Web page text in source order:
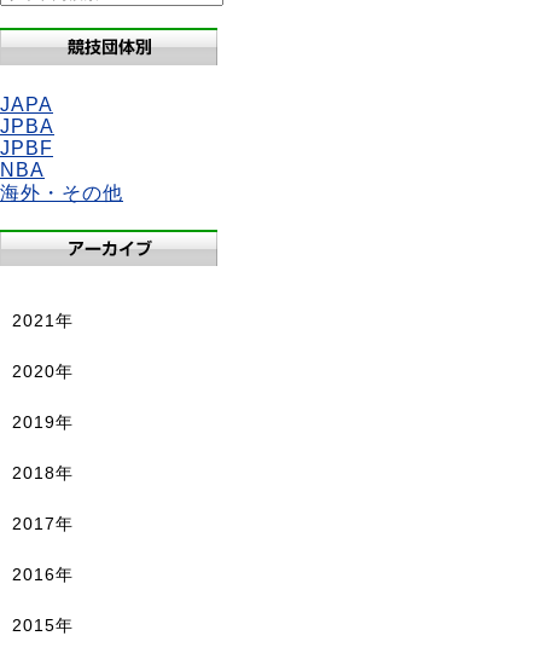
JAPA
JPBA
JPBF
NBA
海外・その他
2021年
2020年
2019年
2018年
2017年
2016年
2015年